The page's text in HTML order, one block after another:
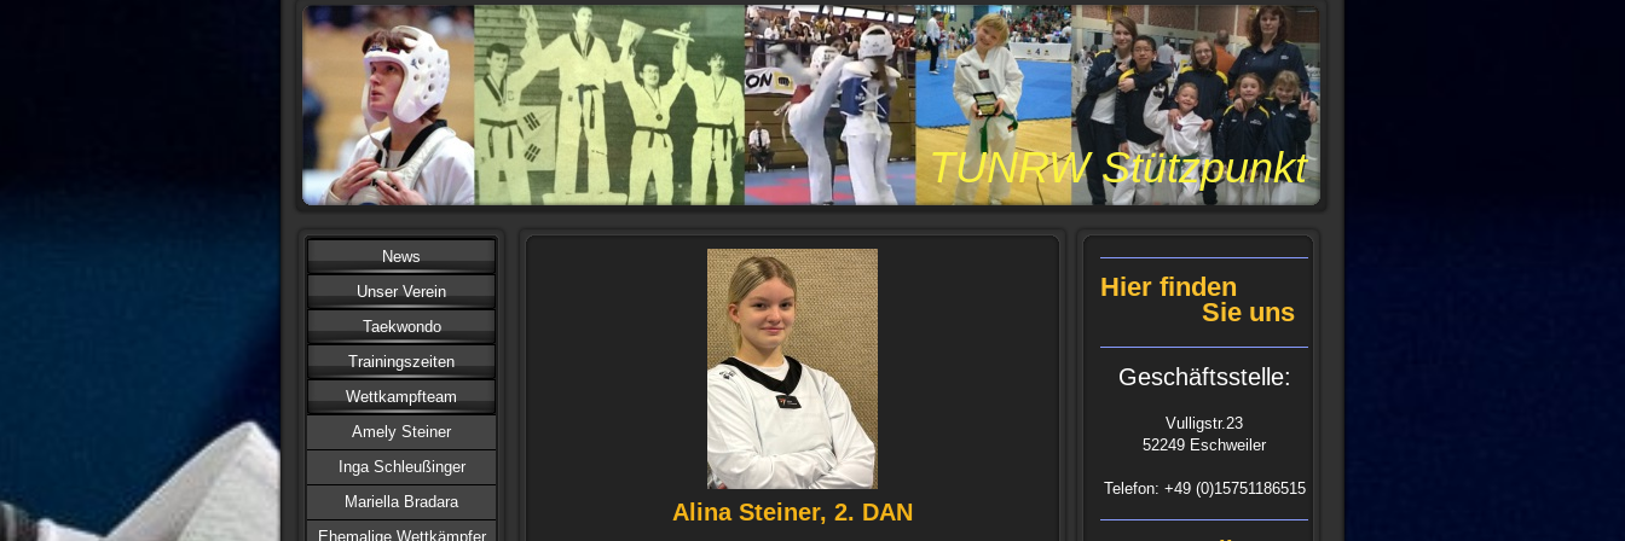
TUNRW Stützpunkt
News
Unser Verein
Taekwondo
Trainingszeiten
Wettkampfteam
Amely Steiner
Inga Schleußinger
Mariella Bradara
Ehemalige Wettkämpfer
Alina Steiner, 2. DAN
Hier finden
Sie uns
Geschäftsstelle:
Vulligstr.23
52249 Eschweiler
Telefon: +49 (0)15751186515